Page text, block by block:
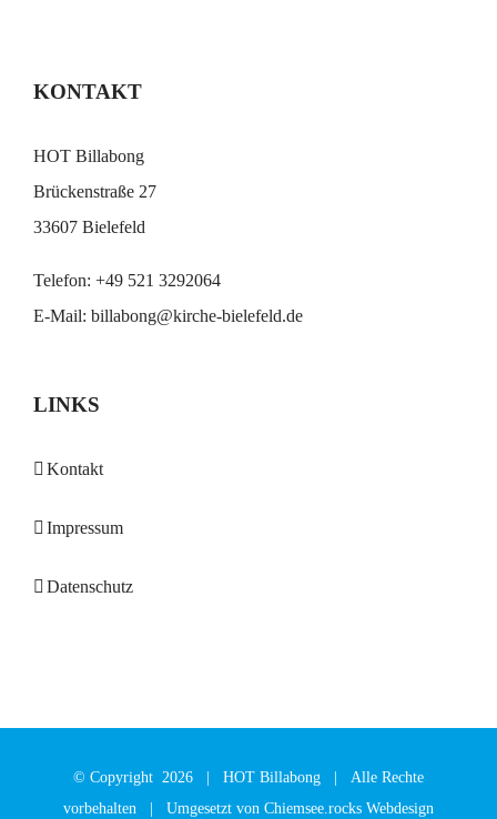
KONTAKT
HOT Billabong
Brückenstraße 27
33607 Bielefeld
Telefon: +49 521 3292064
E-Mail: billabong@kirche-bielefeld.de
LINKS
Kontakt
Impressum
Datenschutz
© Copyright 2026 | HOT Billabong | Alle Rechte
vorbehalten | Umgesetzt von Chiemsee.rocks Webdesign